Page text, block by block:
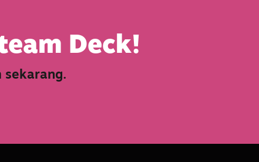
Deck!
sekarang.